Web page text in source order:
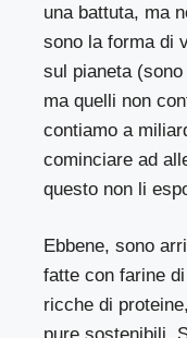
una battuta, ma
sono la forma di
sul pianeta
ma quelli non
contiamo a
cominciare ad
questo non li
Ebbene, sono
fatte con farine
ricche di